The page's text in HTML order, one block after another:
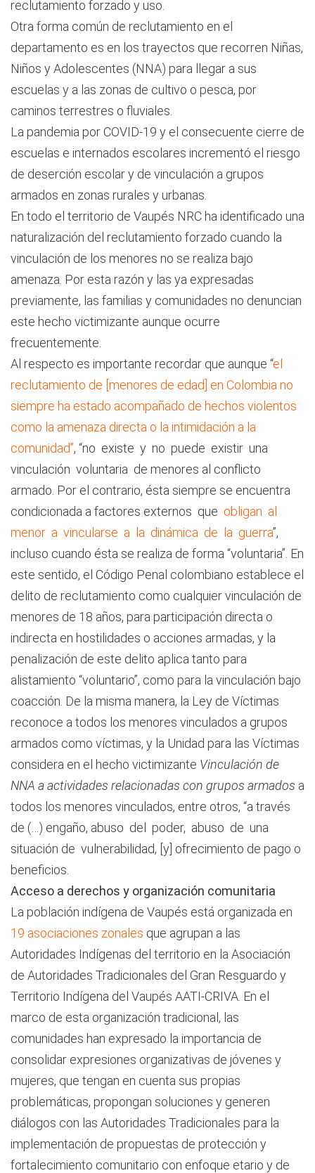
reclutamiento forzado y uso.
Otra forma común de reclutamiento en el
departamento es en los trayectos que recorren Niñas,
Niños y Adolescentes (NNA) para llegar a sus
escuelas y a las zonas de cultivo o pesca, por
caminos terrestres o fluviales.
La pandemia por COVID-19 y el consecuente cierre de
escuelas e internados escolares incrementó el riesgo
de deserción escolar y de vinculación a grupos
armados en zonas rurales y urbanas.
En todo el territorio de Vaupés NRC ha identificado una
naturalización del reclutamiento forzado cuando la
vinculación de los menores no se realiza bajo
amenaza. Por esta razón y las ya expresadas
previamente, las familias y comunidades no denuncian
este hecho victimizante aunque ocurre
frecuentemente.
Al respecto es importante recordar que aunque “el
reclutamiento de [menores de edad] en Colombia no
siempre ha estado acompañado de hechos violentos
como la amenaza directa o la intimidación a la
comunidad”, “no existe y no puede existir una
vinculación voluntaria de menores al conflicto
armado. Por el contrario, ésta siempre se encuentra
condicionada a factores externos que obligan al
menor a vincularse a la dinámica de la guerra”,
incluso cuando ésta se realiza de forma “voluntaria”. En
este sentido, el Código Penal colombiano establece el
delito de reclutamiento como cualquier vinculación de
menores de 18 años, para participación directa o
indirecta en hostilidades o acciones armadas, y la
penalización de este delito aplica tanto para
alistamiento “voluntario”, como para la vinculación bajo
coacción. De la misma manera, la Ley de Víctimas
reconoce a todos los menores vinculados a grupos
armados como víctimas, y la Unidad para las Víctimas
considera en el hecho victimizante Vinculación de
NNA a actividades relacionadas con grupos armados a
todos los menores vinculados, entre otros, “a través
de (…) engaño, abuso del poder, abuso de una
situación de vulnerabilidad, [y] ofrecimiento de pago o
beneficios.
Acceso a derechos y organización comunitaria
La población indígena de Vaupés está organizada en
19 asociaciones zonales que agrupan a las
Autoridades Indígenas del territorio en la Asociación
de Autoridades Tradicionales del Gran Resguardo y
Territorio Indígena del Vaupés AATI-CRIVA. En el
marco de esta organización tradicional, las
comunidades han expresado la importancia de
consolidar expresiones organizativas de jóvenes y
mujeres, que tengan en cuenta sus propias
problemáticas, propongan soluciones y generen
diálogos con las Autoridades Tradicionales para la
implementación de propuestas de protección y
fortalecimiento comunitario con enfoque etario y de